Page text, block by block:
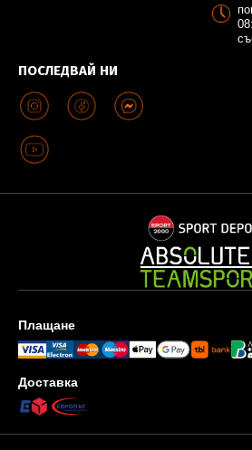
ПОСЛЕДВАЙ НИ
Плащане
Доставка